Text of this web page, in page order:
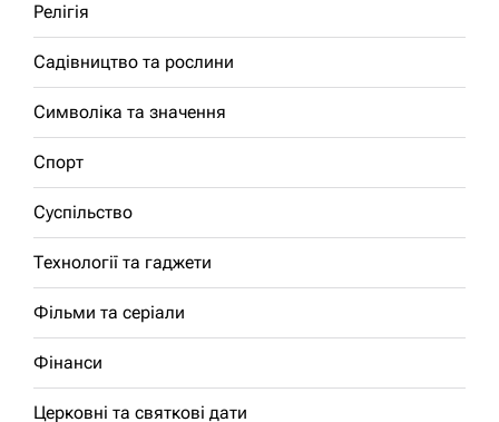
Релігія
Садівництво та рослини
Символіка та значення
Спорт
Суспільство
Технології та гаджети
Фільми та серіали
Фінанси
Церковні та святкові дати